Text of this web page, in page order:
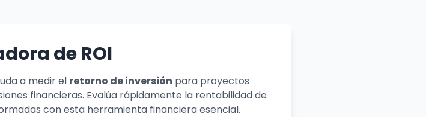
de ROI
a medir el retorno de inversión para proyectos
financieras. Evalúa rápidamente la rentabilidad de
con esta herramienta financiera esencial.